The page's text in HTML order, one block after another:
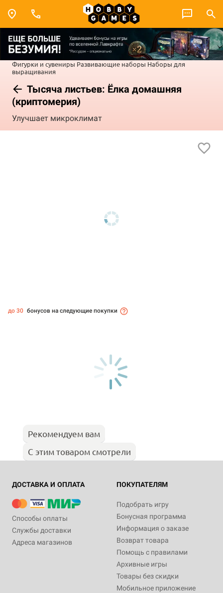
Фигурки и сувениры Развивающие наборы Наборы для
выращивания
Тысяча листьев: Ёлка домашняя
(криптомерия)
Улучшает микроклимат
до 30 бонусов на следующие покупки
Рекомендуем вам
С этим товаром смотрели
ДОСТАВКА И ОПЛАТА
Способы оплаты
Службы доставки
Адреса магазинов
ПОКУПАТЕЛЯМ
Подобрать игру
Бонусная программа
Информация о заказе
Возврат товара
Помощь с правилами
Архивные игры
Товары без скидки
Мобильное приложение